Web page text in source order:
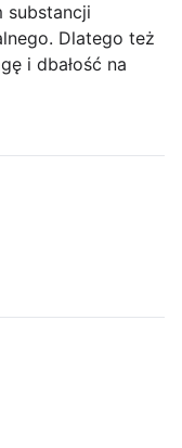
substancji
Dlatego też
i dbałość na